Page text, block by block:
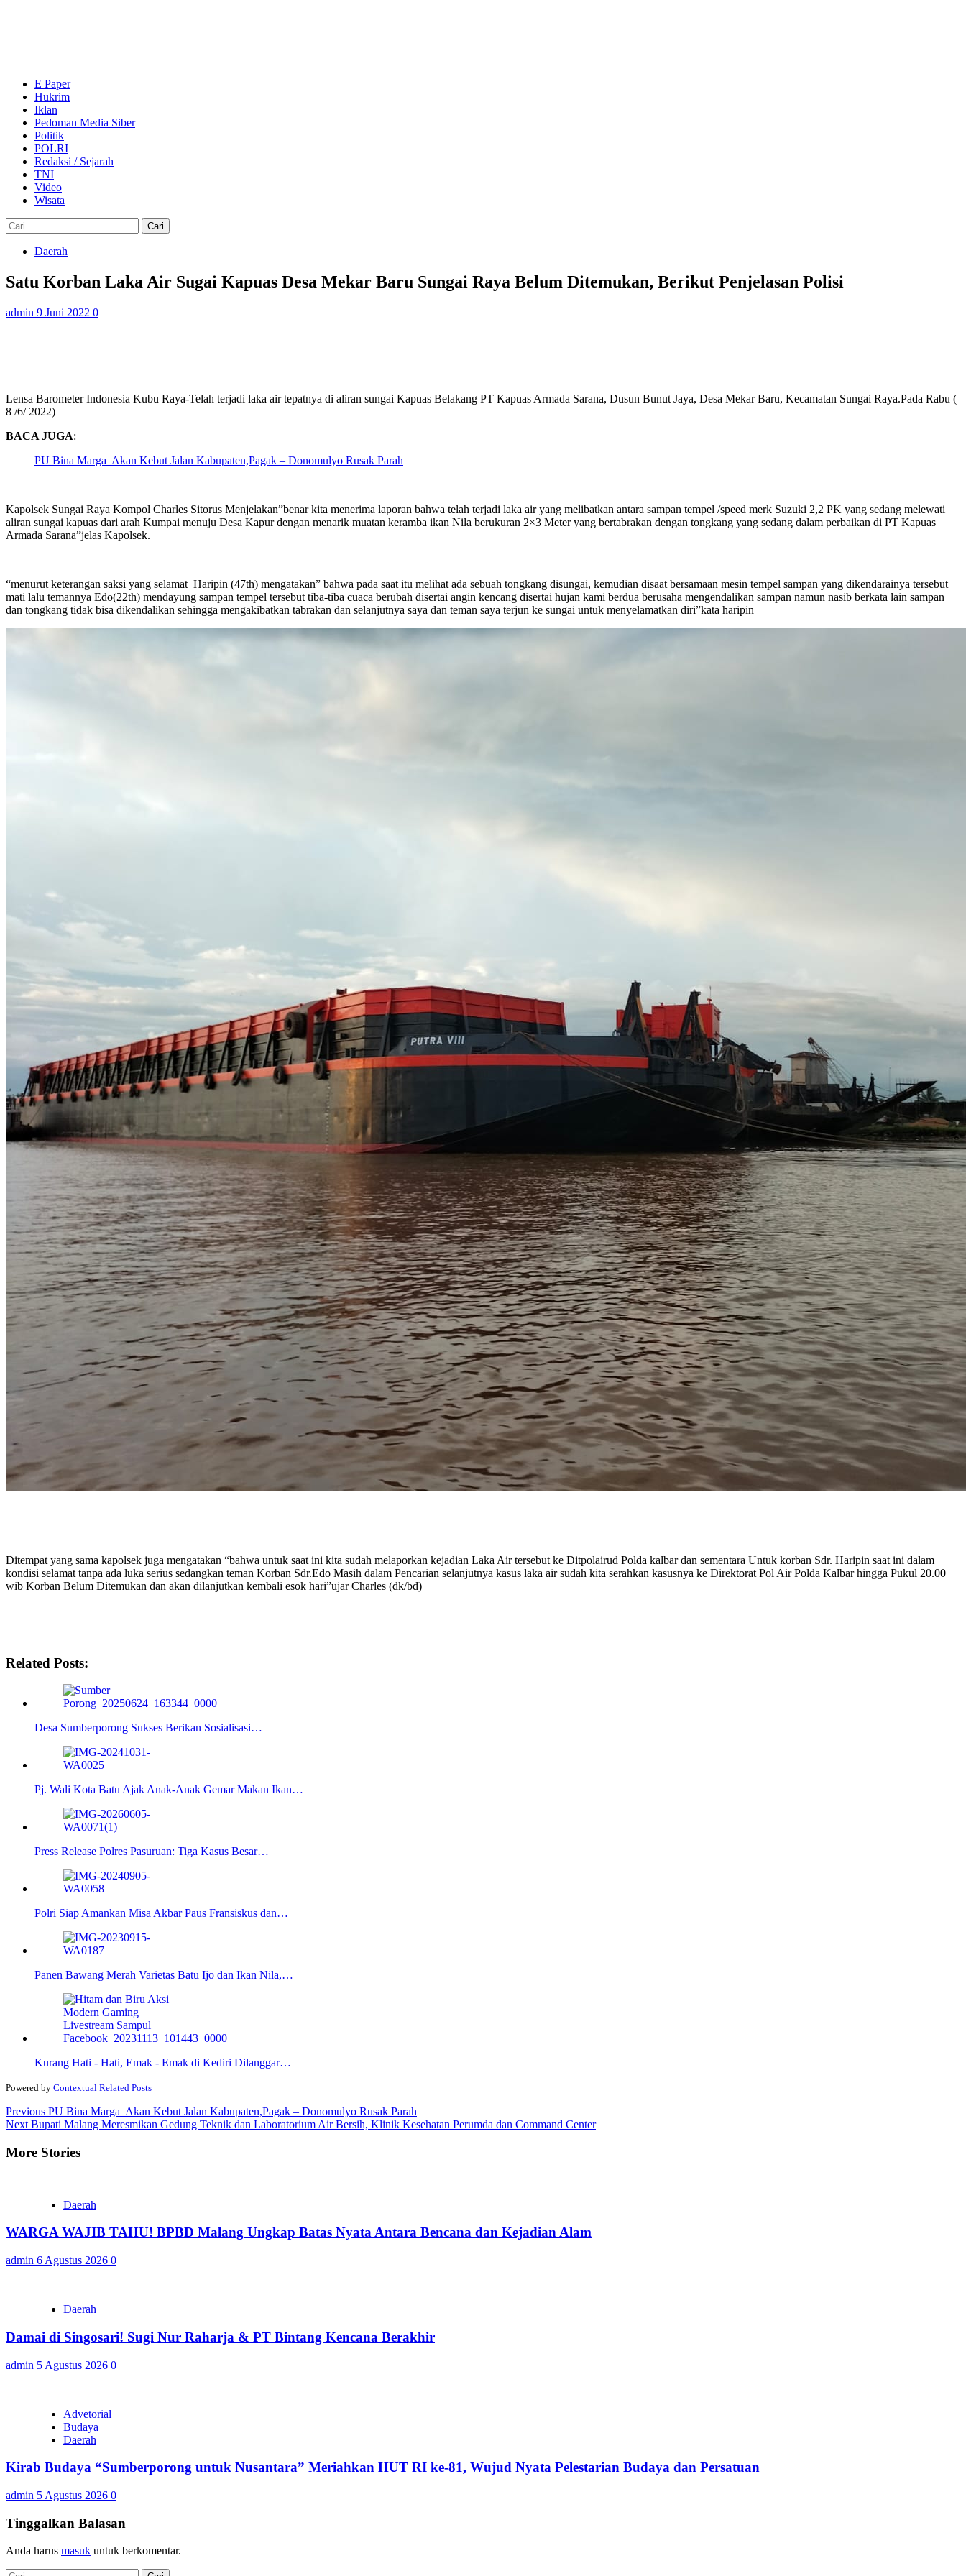
E Paper
Hukrim
Iklan
Pedoman Media Siber
Politik
POLRI
Redaksi / Sejarah
TNI
Video
Wisata
Cari
untuk:
Daerah
Satu Korban Laka Air Sugai Kapuas Desa Mekar Baru Sungai Raya Belum Ditemukan, Berikut Penjelasan Polisi
admin 9 Juni 2022 0
Lensa Barometer Indonesia Kubu Raya-Telah terjadi laka air tepatnya di aliran sungai Kapuas Belakang PT Kapuas Armada Sarana, Dusun Bunut Jaya, Desa Mekar Baru, Kecamatan Sungai Raya.Pada Rabu (
8 /6/ 2022)
BACA JUGA:
PU Bina Marga Akan Kebut Jalan Kabupaten,Pagak – Donomulyo Rusak Parah
Kapolsek Sungai Raya Kompol Charles Sitorus Menjelakan”benar kita menerima laporan bahwa telah terjadi laka air yang melibatkan antara sampan tempel /speed merk Suzuki 2,2 PK yang sedang melewati
aliran sungai kapuas dari arah Kumpai menuju Desa Kapur dengan menarik muatan keramba ikan Nila berukuran 2×3 Meter yang bertabrakan dengan tongkang yang sedang dalam perbaikan di PT Kapuas
Armada Sarana”jelas Kapolsek.
“menurut keterangan saksi yang selamat Haripin (47th) mengatakan” bahwa pada saat itu melihat ada sebuah tongkang disungai, kemudian disaat bersamaan mesin tempel sampan yang dikendarainya tersebut
mati lalu temannya Edo(22th) mendayung sampan tempel tersebut tiba-tiba cuaca berubah disertai angin kencang disertai hujan kami berdua berusaha mengendalikan sampan namun nasib berkata lain sampan
dan tongkang tidak bisa dikendalikan sehingga mengakibatkan tabrakan dan selanjutnya saya dan teman saya terjun ke sungai untuk menyelamatkan diri”kata haripin
Ditempat yang sama kapolsek juga mengatakan “bahwa untuk saat ini kita sudah melaporkan kejadian Laka Air tersebut ke Ditpolairud Polda kalbar dan sementara Untuk korban Sdr. Haripin saat ini dalam
kondisi selamat tanpa ada luka serius sedangkan teman Korban Sdr.Edo Masih dalam Pencarian selanjutnya kasus laka air sudah kita serahkan kasusnya ke Direktorat Pol Air Polda Kalbar hingga Pukul 20.00
wib Korban Belum Ditemukan dan akan dilanjutkan kembali esok hari”ujar Charles (dk/bd)
Related Posts:
Desa Sumberporong Sukses Berikan Sosialisasi…
Pj. Wali Kota Batu Ajak Anak-Anak Gemar Makan Ikan…
Press Release Polres Pasuruan: Tiga Kasus Besar…
Polri Siap Amankan Misa Akbar Paus Fransiskus dan…
Panen Bawang Merah Varietas Batu Ijo dan Ikan Nila,…
Kurang Hati - Hati, Emak - Emak di Kediri Dilanggar…
Powered by Contextual Related Posts
Continue
Reading
Previous PU Bina Marga Akan Kebut Jalan Kabupaten,Pagak – Donomulyo Rusak Parah
Next Bupati Malang Meresmikan Gedung Teknik dan Laboratorium Air Bersih, Klinik Kesehatan Perumda dan Command Center
More Stories
Daerah
WARGA WAJIB TAHU! BPBD Malang Ungkap Batas Nyata Antara Bencana dan Kejadian Alam
admin 6 Agustus 2026 0
Daerah
Damai di Singosari! Sugi Nur Raharja & PT Bintang Kencana Berakhir
admin 5 Agustus 2026 0
Advetorial
Budaya
Daerah
Kirab Budaya “Sumberporong untuk Nusantara” Meriahkan HUT RI ke-81, Wujud Nyata Pelestarian Budaya dan Persatuan
admin 5 Agustus 2026 0
Tinggalkan Balasan
Anda harus masuk untuk berkomentar.